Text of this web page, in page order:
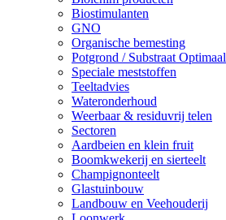
Biostimulanten
GNO
Organische bemesting
Potgrond / Substraat Optimaal
Speciale meststoffen
Teeltadvies
Wateronderhoud
Weerbaar & residuvrij telen
Sectoren
Aardbeien en klein fruit
Boomkwekerij en sierteelt
Champignonteelt
Glastuinbouw
Landbouw en Veehouderij